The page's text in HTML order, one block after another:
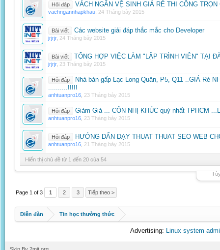
Hỏi đáp VÁCH NGĂN VỆ SINH GIÁ RẺ THI CÔNG TRỌN
vachngannhapkhau 24 Tháng bảy 2015
Bài viết Các website giải đáp thắc mắc cho Developer
jrjrjr, 24 Tháng bảy 2015
Bài viết TỔNG HỢP VIỆC LÀM "LẬP TRÌNH VIÊN" TẠI
jrjrjr, 23 Tháng bảy 2015
Hỏi đáp
Nhà bán gấp Lạc Long Quân, P5, Q11 ..GIÁ Rẻ
..........!!!!!
anhtuanpro16 23 Tháng bảy 2015
Hỏi đáp Giảm Giá ... CÔN NHỊ KHÚC quý nhất TPHCM
anhtuanpro16 23 Tháng bảy 2015
Hỏi đáp HƯỚNG DẨN DẠY THUAT THUAT SEO WEB
anhtuanpro16 21 Tháng bảy 2015
Hiển thị chủ đề từ 1 đến 20 của 54
Page 1 of 3 1 2 3 Tiếp theo >
Diễn đàn Tin học thường thức
Advertising: Linux system